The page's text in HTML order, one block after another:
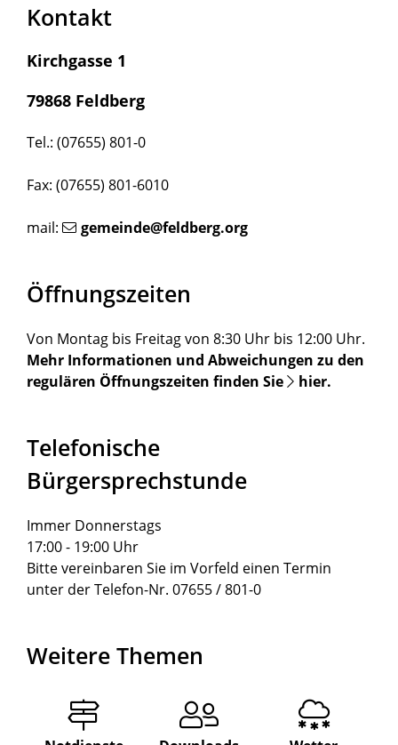
Kontakt
Kirchgasse 1
79868 Feldberg
Tel.: (07655) 801-0
Fax: (07655) 801-6010
mail: gemeinde@feldberg.org
Öffnungszeiten
Von Montag bis Freitag von 8:30 Uhr bis 12:00 Uhr.
Mehr Informationen und Abweichungen zu den
regulären Öffnungszeiten finden Sie
hier.
Telefonische
Bürgersprechstunde
Immer Donnerstags
17:00 - 19:00 Uhr
Bitte vereinbaren Sie im Vorfeld einen Termin
unter der Telefon-Nr. 07655 / 801-0
Weitere Themen